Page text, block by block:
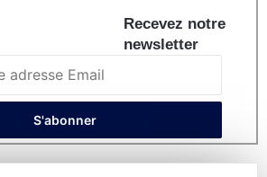
Recevez notre
newsletter